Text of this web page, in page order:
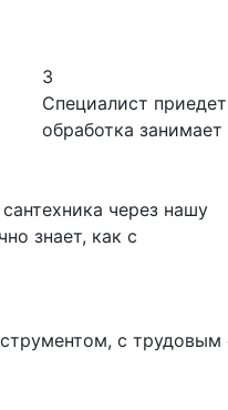
3
Специалист
обработка
через нашу
знает, как с
с трудовым